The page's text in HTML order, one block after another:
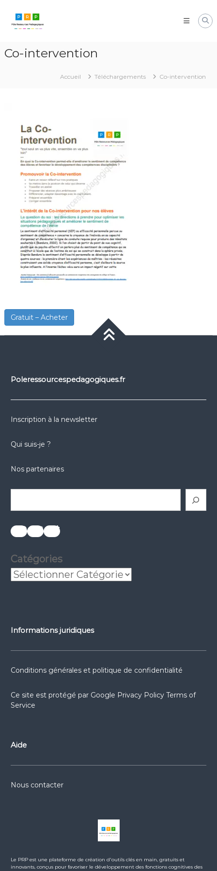
contenu
Pôle
Ressources
les
Co-intervention
Accueil Téléchargements Co-intervention
Gratuit – Acheter
Poleressourcespedagogiques.fr
Inscription à la newsletter
Qui suis-je ?
Nos partenaires
réseaux sociauxréseaux sociauxréseaux sociaux
Catégories
Informations juridiques
Conditions générales et politique de confidentialité
Ce site est protégé par Google Privacy Policy Terms of
Service
Aide
Nous contacter
Le PRP est une plateforme de création d'outils clés en main, gratuits et
innovants, conçus pour favoriser le développement des fonctions cognitives des